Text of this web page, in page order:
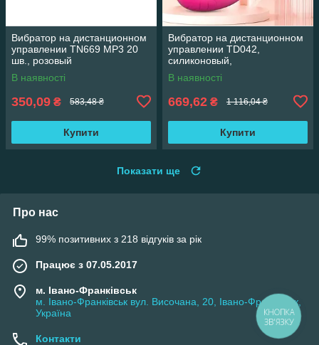
Вибратор на дистанционном
управлении TN669 MP3 20
шв., розовый
В наявності
350,09 ₴ 583,48 ₴
Купити
Вибратор на дистанционном
управлении TD042,
силиконовый,
водонепроницаемый,
розовый
В наявності
669,62 ₴ 1 116,04 ₴
Купити
Показати ще
Про нас
99% позитивних з 218 відгуків за рік
Працює з 07.05.2017
м. Івано-Франківськ
м. Івано-Франківськ вул. Височана, 20, Івано-Франківськ,
Україна
Контакти
КНОПКА
ЗВ'ЯЗКУ